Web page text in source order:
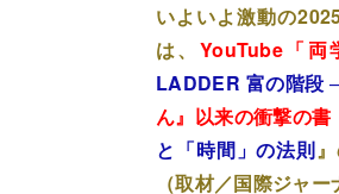
いよいよ激動の
は、 YouTube「
LADDER 富の階段
ん』以来の衝撃の書
と「時間」の法則
（取材／国際ジャ